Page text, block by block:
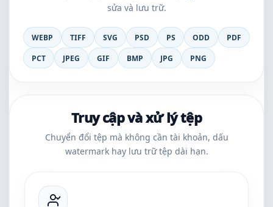
sửa và lưu trữ.
WEBP TIFF SVG PSD PS ODD
PDF
PCT
JPEG GIF BMP JPG PNG
Truy cập và xử lý tệp
Chuyển đổi tệp mà không cần tài khoản, dấu
watermark hay lưu trữ tệp dài hạn.